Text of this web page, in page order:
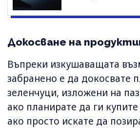
Докосване на
Въпреки изкушаващата
забранено е да докосвате
зеленчуци, изложени на
ако планирате да ги
ако просто искате да